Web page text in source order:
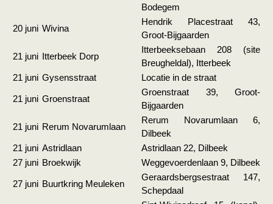
Bodegem
20 juni Wivina
Hendrik Placestraat 43,
Groot-Bijgaarden
21 juni Itterbeek Dorp
Itterbeeksebaan 208 (site
Breugheldal), Itterbeek
21 juni Gysensstraat Locatie in de straat
21 juni Groenstraat
Groenstraat 39, Groot-
Bijgaarden
21 juni Rerum Novarumlaan
Rerum Novarumlaan 6,
Dilbeek
21 juni Astridlaan
Astridlaan 22, Dilbeek
27 juni Broekwijk Weggevoerdenlaan 9, Dilbeek
27 juni Buurtkring Meuleken
Geraardsbergsestraat 147,
Schepdaal